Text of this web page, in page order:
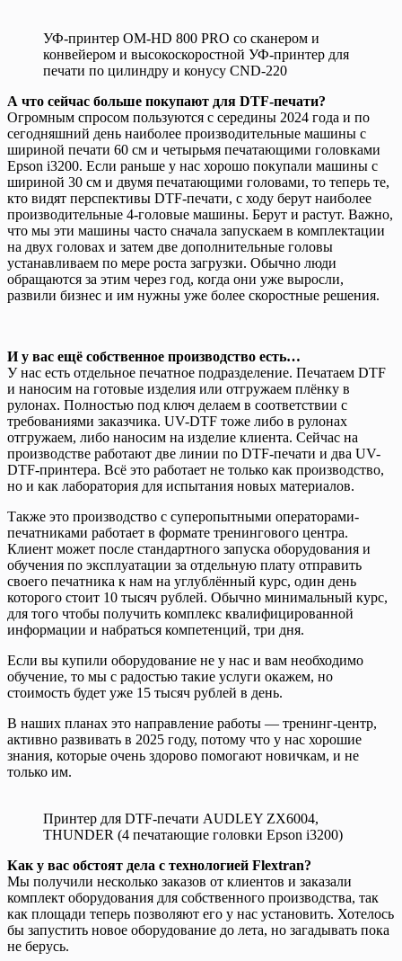
УФ-принтер OM-HD 800 PRO со сканером и
конвейером и высокоскоростной УФ-принтер для
печати по цилиндру и конусу CND-220
А что сейчас больше покупают для DTF-печати?
Огромным спросом пользуются с середины 2024 года и по
сегодняшний день наиболее производительные машины с
шириной печати 60 см и четырьмя печатающими головками
Epson i3200. Если раньше у нас хорошо покупали машины с
шириной 30 см и двумя печатающими головами, то теперь те,
кто видят перспективы DTF-печати, с ходу берут наиболее
производительные 4-головые машины. Берут и растут. Важно,
что мы эти машины часто сначала запускаем в комплектации
на двух головах и затем две дополнительные головы
устанавливаем по мере роста загрузки. Обычно люди
обращаются за этим через год, когда они уже выросли,
развили бизнес и им нужны уже более скоростные решения.
И у вас ещё собственное производство есть…
У нас есть отдельное печатное подразделение. Печатаем DTF
и наносим на готовые изделия или отгружаем плёнку в
рулонах. Полностью под ключ делаем в соответствии с
требованиями заказчика. UV-DTF тоже либо в рулонах
отгружаем, либо наносим на изделие клиента. Сейчас на
производстве работают две линии по DTF-печати и два UV-
DTF-принтера. Всё это работает не только как производство,
но и как лаборатория для испытания новых материалов.
Также это производство с суперопытными операторами-
печатниками работает в формате тренингового центра.
Клиент может после стандартного запуска оборудования и
обучения по эксплуатации за отдельную плату отправить
своего печатника к нам на углублённый курс, один день
которого стоит 10 тысяч рублей. Обычно минимальный курс,
для того чтобы получить комплекс квалифицированной
информации и набраться компетенций, три дня.
Если вы купили оборудование не у нас и вам необходимо
обучение, то мы с радостью такие услуги окажем, но
стоимость будет уже 15 тысяч рублей в день.
В наших планах это направление работы — тренинг-центр,
активно развивать в 2025 году, потому что у нас хорошие
знания, которые очень здорово помогают новичкам, и не
только им.
Принтер для DTF-печати AUDLEY ZX6004,
THUNDER (4 печатающие головки Epson i3200)
Как у вас обстоят дела с технологией Flextran?
Мы получили несколько заказов от клиентов и заказали
комплект оборудования для собственного производства, так
как площади теперь позволяют его у нас установить. Хотелось
бы запустить новое оборудование до лета, но загадывать пока
не берусь.